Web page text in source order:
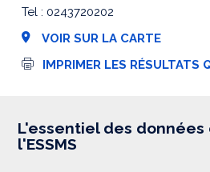
Tel : 0243720202
VOIR SUR LA CARTE
I
s
i
IMPRIMER LES RÉSULTATS
L'essentiel des
l'ESSMS